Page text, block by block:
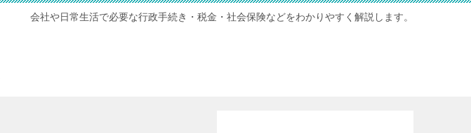
会社や日常生活で必要な行政手続き・税金・社会保険などをわかりやすく解説します。